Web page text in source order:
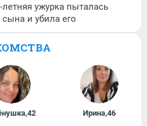
ужурка пыталась
и убила его
,42 Ирина,46